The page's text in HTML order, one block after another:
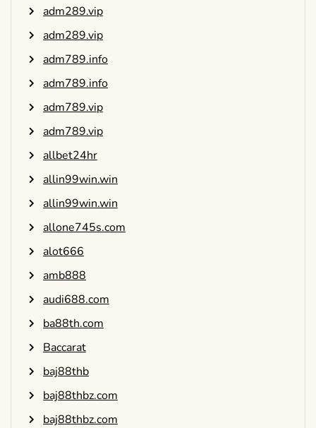
adm289.vip
adm289.vip
adm789.info
adm789.info
adm789.vip
adm789.vip
allbet24hr
allin99win.win
allin99win.win
allone745s.com
alot666
amb888
audi688.com
ba88th.com
Baccarat
baj88thb
baj88thbz.com
baj88thbz.com